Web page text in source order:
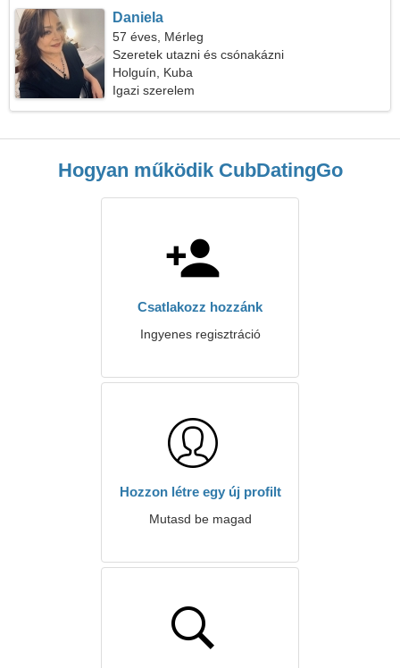
Daniela
57 éves, Mérleg
Szeretek utazni és csónakázni
Holguín, Kuba
Igazi szerelem
Hogyan működik CubDatingGo
Csatlakozz hozzánk
Ingyenes regisztráció
Hozzon létre egy új profilt
Mutasd be magad